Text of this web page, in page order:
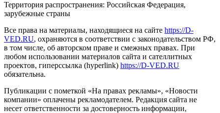
Территория распространения: Российская Федерация,
зарубежные страны
Все права на материалы, находящиеся на сайте https://D-
VED.RU, охраняются в соответствии с законодательством РФ,
в том числе, об авторском праве и смежных правах. При
любом использовании материалов сайта и сателлитных
проектов, гиперссылка (hyperlink) https://D-VED.RU
обязательна.
Публикации с пометкой «На правах рекламы», «Новости
компании» оплачены рекламодателем. Редакция сайта не
несет ответственности за достоверность информации,